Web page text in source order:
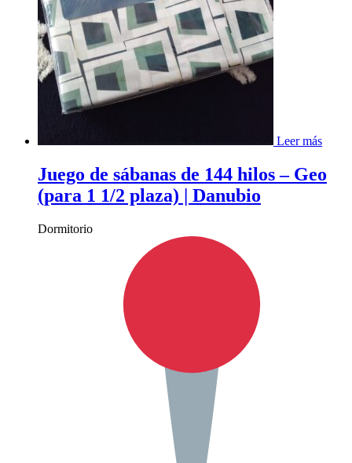
Leer más
Juego de sábanas de 144 hilos – Geo
(para 1 1/2 plaza) | Danubio
Dormitorio